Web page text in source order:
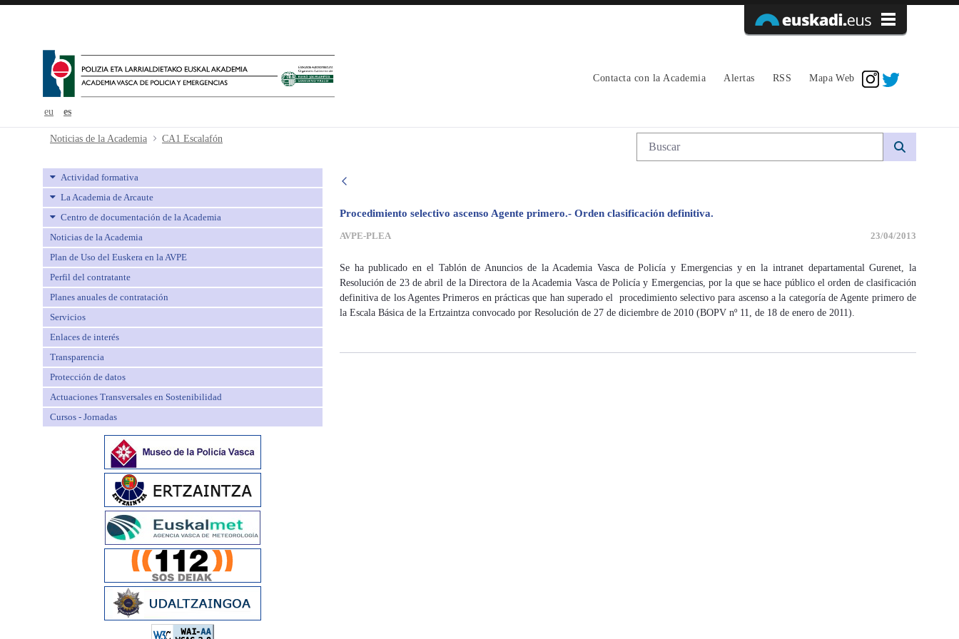
eu es
Contacta con la Academia Alertas RSS Mapa Web
CA1 Escalafón - avpe
Noticias de la Academia CA1 Escalafón Búsqueda web
Actividad formativa
La Academia de Arcaute
Centro de documentación de la Academia
Noticias de la Academia
Plan de Uso del Euskera en la AVPE
Perfil del contratante
Planes anuales de contratación
Servicios
Enlaces de interés
Transparencia
Protección de datos
Actuaciones Transversales en Sostenibilidad
Cursos - Jornadas
Procedimiento selectivo ascenso Agente primero.- Orden clasificación definitiva.
AVPE-PLEA 23/04/2013
Se ha publicado en el Tablón de Anuncios de la Academia Vasca de Policía y Emergencias y en la intranet departamental Gurenet, la
Resolución de 23 de abril de la Directora de la Academia Vasca de Policía y Emergencias, por la que se hace público el orden de clasificación
definitiva de los Agentes Primeros en prácticas que han superado el procedimiento selectivo para ascenso a la categoría de Agente primero de
la Escala Básica de la Ertzaintza convocado por Resolución de 27 de diciembre de 2010 (BOPV nº 11, de 18 de enero de 2011).